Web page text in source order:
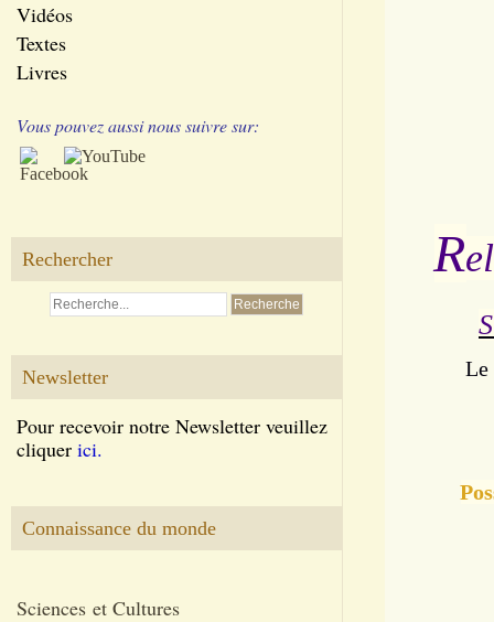
Vidéos
Textes
Livres
Vous pouvez aussi nous suivre sur:
Rechercher
Newsletter
Pour recevoir notre Newsletter veuillez
cliquer ici.
Connaissance du monde
Sciences et Cultures
R
Le